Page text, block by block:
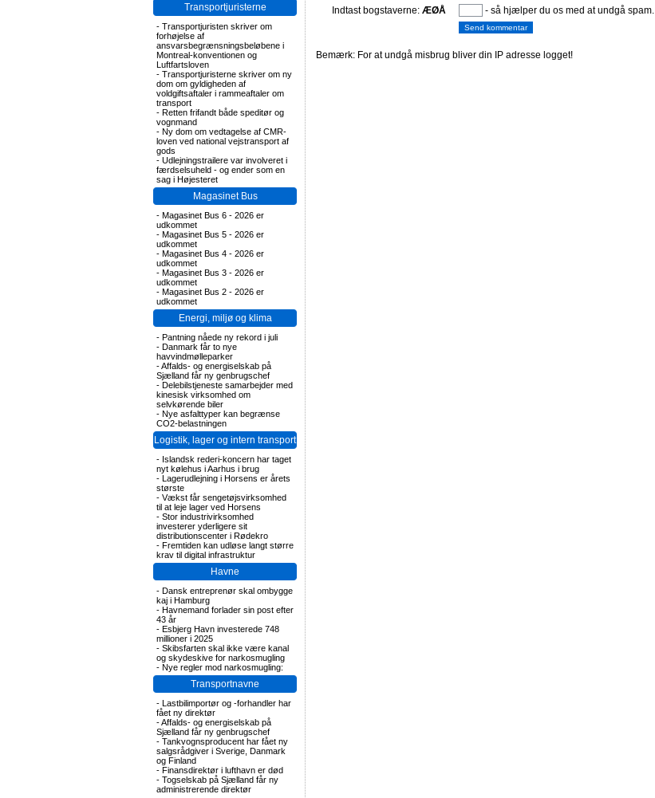
Transportjuristerne
- Transportjuristen skriver om
forhøjelse af
ansvarsbegrænsningsbeløbene i
Montreal-konventionen og
Luftfartsloven
- Transportjuristerne skriver om ny
dom om gyldigheden af
voldgiftsaftaler i rammeaftaler om
transport
- Retten frifandt både speditør og
vognmand
- Ny dom om vedtagelse af CMR-
loven ved national vejstransport af
gods
- Udlejningstrailere var involveret i
færdselsuheld - og ender som en
sag i Højesteret
Magasinet Bus
- Magasinet Bus 6 - 2026 er
udkommet
- Magasinet Bus 5 - 2026 er
udkommet
- Magasinet Bus 4 - 2026 er
udkommet
- Magasinet Bus 3 - 2026 er
udkommet
- Magasinet Bus 2 - 2026 er
udkommet
Energi, miljø og klima
- Pantning nåede ny rekord i juli
- Danmark får to nye
havvindmølleparker
-Affalds- og energiselskab på
Sjælland får ny genbrugschef
- Delebilstjeneste samarbejder med
kinesisk virksomhed om
selvkørende biler
- Nye asfalttyper kan begrænse
CO2-belastningen
Logistik, lager og intern transport
- Islandsk rederi-koncern har taget
nyt kølehus i Aarhus i brug
- Lagerudlejning i Horsens er årets
største
- Vækst får sengetøjsvirksomhed
til at leje lager ved Horsens
- Stor industrivirksomhed
investerer yderligere sit
distributionscenter i Rødekro
- Fremtiden kan udløse langt større
krav til digital infrastruktur
Havne
- Dansk entreprenør skal ombygge
kaj i Hamburg
- Havnemand forlader sin post efter
43 år
- Esbjerg Havn investerede 748
millioner i 2025
- Skibsfarten skal ikke være kanal
og skydeskive for narkosmugling
- Nye regler mod narkosmugling:
Transportnavne
- Lastbilimportør og -forhandler har
fået ny direktør
-Affalds- og energiselskab på
Sjælland får ny genbrugschef
- Tankvognsproducent har fået ny
salgsrådgiver i Sverige, Danmark
og Finland
- Finansdirektør i lufthavn er død
- Togselskab på Sjælland får ny
administrerende direktør
Indtast bogstaverne: ÆØÅ - så hjælper du os med at undgå spam.
Bemærk: For at undgå misbrug bliver din IP adresse logget!